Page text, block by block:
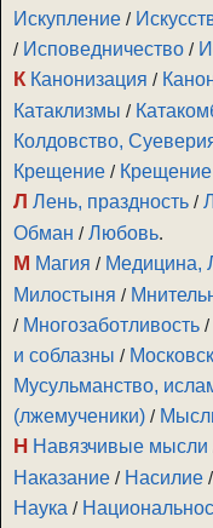
Искупление /
/ Исповедничество /
К Канонизация /
Катаклизмы /
Колдовство,
Крещение / Крещение
Л Лень, праздность /
Обман /Любовь.
М Магия / Медицина,
Милостыня /
/ Многозаботливость /
и соблазны /
Мусульманство,
(лжемученики) /
Н Навязчивые мысли
Наказание / Насилие /
Наука /